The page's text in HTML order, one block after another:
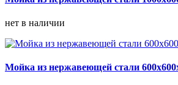
нет в наличии
Мойка из нержавеющей стали